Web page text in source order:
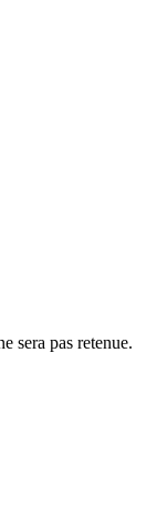
sera pas retenue.